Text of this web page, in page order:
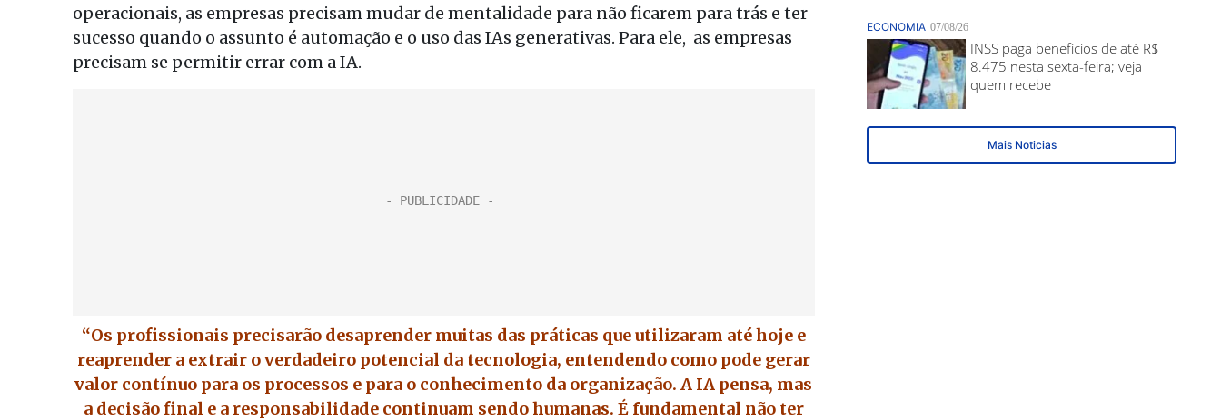
operacionais, as empresas precisam mudar de mentalidade para não ficarem para trás e ter
sucesso quando o assunto é automação e o uso das IAs generativas. Para ele, as empresas
precisam se permitir errar com a IA.
“Os profissionais precisarão desaprender muitas das práticas que utilizaram até hoje e
reaprender a extrair o verdadeiro potencial da tecnologia, entendendo como pode gerar
valor contínuo para os processos e para o conhecimento da organização. A IA pensa, mas
a decisão final e a responsabilidade continuam sendo humanas. É fundamental não ter